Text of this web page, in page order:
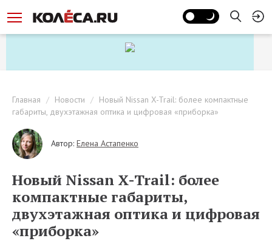
Главная Новости
Новый Nissan X-Trail: более компактные
габариты, двухэтажная оптика и цифровая «приборка»
Автор: Елена Астапенко
Новый Nissan X-Trail: более
компактные габариты,
двухэтажная оптика и цифровая
«приборка»